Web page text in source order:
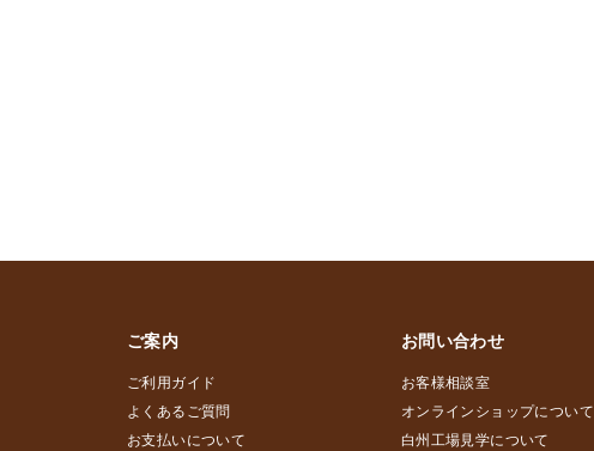
ご案内
ご利用ガイド
よくあるご質問
お支払いについて
お問い合わせ
お客様相談室
オンラインショップについて
白州工場見学について